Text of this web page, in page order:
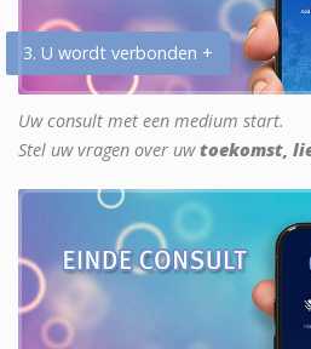
3. U wordt verbonden +
Uw consult met een medium start.
Stel uw vragen over uwtoekomst,